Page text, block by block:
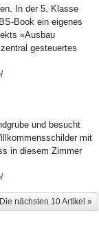
In der 5. Klasse
Book ein eigenes
«Ausbau
gesteuertes
und besucht
mit
in diesem Zimmer
Die nächsten 10 Artikel »